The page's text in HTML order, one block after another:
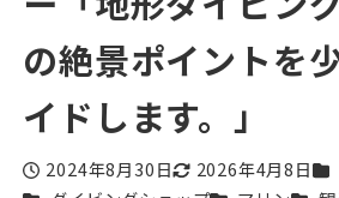
の絶景ポイントを
イドします。」
投稿日
2024年8月30日
更新日
2026年4月8日カ